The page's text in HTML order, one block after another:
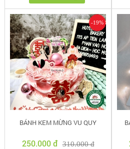
BÁNH KEM MỪNG VU QUY
250.000 đ 310.000 đ
-19%